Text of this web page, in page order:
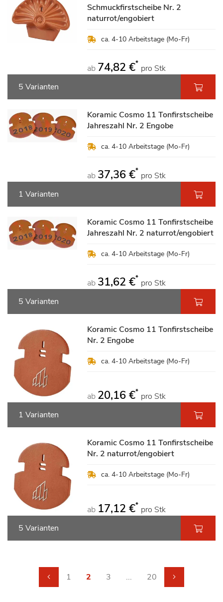
Schmuckfirstscheibe Nr. 2
naturrot/engobiert
ca. 4-10 Arbeitstage (Mo-Fr)
ab 74,82 €* pro Stk
5 Varianten
Koramic Cosmo 11 Tonfirstscheibe
Jahreszahl Nr. 2 Engobe
ca. 4-10 Arbeitstage (Mo-Fr)
ab 37,36 €* pro Stk
1 Varianten
Koramic Cosmo 11 Tonfirstscheibe
Jahreszahl Nr. 2 naturrot/engobiert
ca. 4-10 Arbeitstage (Mo-Fr)
ab 31,62 €* pro Stk
5 Varianten
Koramic Cosmo 11 Tonfirstscheibe
Nr. 2 Engobe
ca. 4-10 Arbeitstage (Mo-Fr)
ab 20,16 €* pro Stk
1 Varianten
Koramic Cosmo 11 Tonfirstscheibe
Nr. 2 naturrot/engobiert
ca. 4-10 Arbeitstage (Mo-Fr)
ab 17,12 €* pro Stk
5 Varianten
Seite
ZurückSeite
1 Sie lesen gerade die Seite
2 Seite
3 ... Seite
20